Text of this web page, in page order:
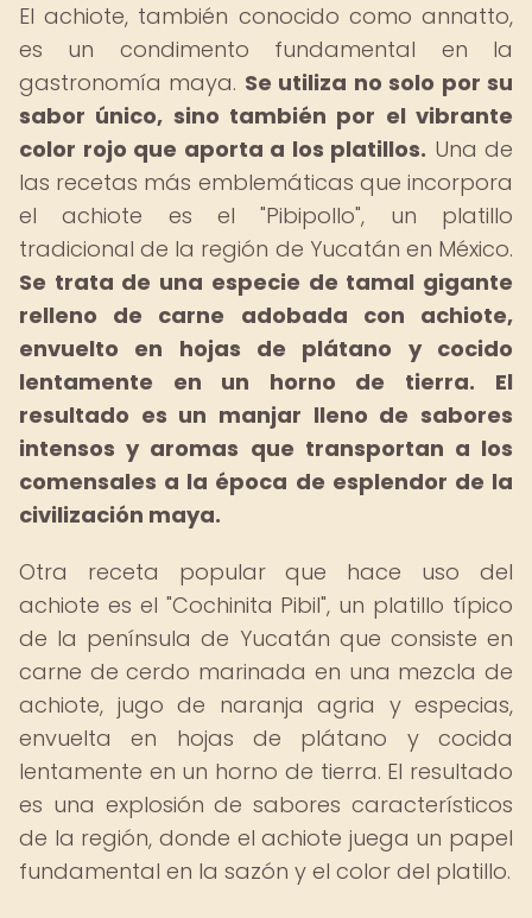
El achiote, también conocido como annatto,
es un condimento fundamental en la
gastronomía maya. Se utiliza no solo por su
sabor único, sino también por el vibrante
color rojo que aporta a los platillos. Una de
las recetas más emblemáticas que incorpora
el achiote es el "Pibipollo", un platillo
tradicional de la región de Yucatán en México.
Se trata de una especie de tamal gigante
relleno de carne adobada con achiote,
envuelto en hojas de plátano y cocido
lentamente en un horno de tierra.
El
resultado es un manjar lleno de sabores
intensos y aromas que transportan a los
comensales a la época de esplendor de la
civilización maya.
Otra receta popular que hace uso del
achiote es el "Cochinita Pibil", un platillo típico
de la península de Yucatán que consiste en
carne de cerdo marinada en una mezcla de
achiote, jugo de naranja agria y especias,
envuelta en hojas de plátano y cocida
lentamente en un horno de tierra. El resultado
es una explosión de sabores característicos
de la región, donde el achiote juega un papel
fundamental en la sazón y el color del platillo.